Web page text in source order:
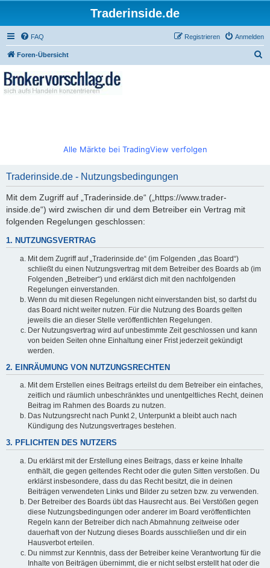
Traderinside.de
FAQ Anmelden
Registrieren
Foren-Übersicht
Alle Märkte bei TradingView verfolgen
Traderinside.de - Nutzungsbedingungen
Mit dem Zugriff auf „Traderinside.de“ („https://www.trader-
inside.de“) wird zwischen dir und dem Betreiber ein Vertrag mit
folgenden Regelungen geschlossen:
1. NUTZUNGSVERTRAG
Mit dem Zugriff auf „Traderinside.de“ (im Folgenden „das Board“)
schließt du einen Nutzungsvertrag mit dem Betreiber des Boards ab (im
Folgenden „Betreiber“) und erklärst dich mit den nachfolgenden
Regelungen einverstanden.
Wenn du mit diesen Regelungen nicht einverstanden bist, so darfst du
das Board nicht weiter nutzen. Für die Nutzung des Boards gelten
jeweils die an dieser Stelle veröffentlichten Regelungen.
Der Nutzungsvertrag wird auf unbestimmte Zeit geschlossen und kann
von beiden Seiten ohne Einhaltung einer Frist jederzeit gekündigt
werden.
2. EINRÄUMUNG VON NUTZUNGSRECHTEN
Mit dem Erstellen eines Beitrags erteilst du dem Betreiber ein einfaches,
zeitlich und räumlich unbeschränktes und unentgeltliches Recht, deinen
Beitrag im Rahmen des Boards zu nutzen.
Das Nutzungsrecht nach Punkt 2, Unterpunkt a bleibt auch nach
Kündigung des Nutzungsvertrages bestehen.
3. PFLICHTEN DES NUTZERS
Du erklärst mit der Erstellung eines Beitrags, dass er keine Inhalte
enthält, die gegen geltendes Recht oder die guten Sitten verstoßen. Du
erklärst insbesondere, dass du das Recht besitzt, die in deinen
Beiträgen verwendeten Links und Bilder zu setzen bzw. zu verwenden.
Der Betreiber des Boards übt das Hausrecht aus. Bei Verstößen gegen
diese Nutzungsbedingungen oder anderer im Board veröffentlichten
Regeln kann der Betreiber dich nach Abmahnung zeitweise oder
dauerhaft von der Nutzung dieses Boards ausschließen und dir ein
Hausverbot erteilen.
Du nimmst zur Kenntnis, dass der Betreiber keine Verantwortung für die
Inhalte von Beiträgen übernimmt, die er nicht selbst erstellt hat oder die